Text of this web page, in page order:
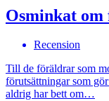
Osminkat
Recension
Till de föräldrar som
förutsättningar som
aldrig har bett om…